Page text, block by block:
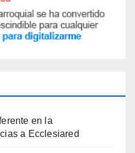
en la
a Ecclesiared